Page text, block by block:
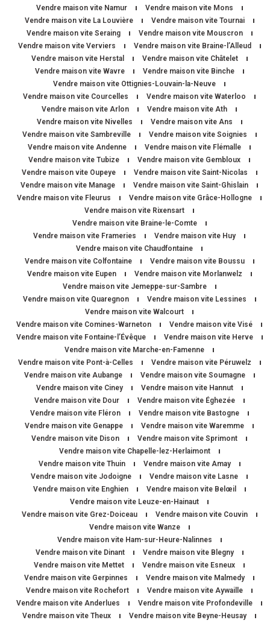
Vendre maison vite Namur
Vendre maison vite Mons
Vendre maison vite La Louvière
Vendre maison vite Tournai
Vendre maison vite Seraing
Vendre maison vite Mouscron
Vendre maison vite Verviers
Vendre maison vite Braine-l’Alleud
Vendre maison vite Herstal
Vendre maison vite Châtelet
Vendre maison vite Wavre
Vendre maison vite Binche
Vendre maison vite Ottignies-Louvain-la-Neuve
Vendre maison vite Courcelles
Vendre maison vite Waterloo
Vendre maison vite Arlon
Vendre maison vite Ath
Vendre maison vite Nivelles
Vendre maison vite Ans
Vendre maison vite Sambreville
Vendre maison vite Soignies
Vendre maison vite Andenne
Vendre maison vite Flémalle
Vendre maison vite Tubize
Vendre maison vite Gembloux
Vendre maison vite Oupeye
Vendre maison vite Saint-Nicolas
Vendre maison vite Manage
Vendre maison vite Saint-Ghislain
Vendre maison vite Fleurus
Vendre maison vite Grâce-Hollogne
Vendre maison vite Rixensart
Vendre maison vite Braine-le-Comte
Vendre maison vite Frameries
Vendre maison vite Huy
Vendre maison vite Chaudfontaine
Vendre maison vite Colfontaine
Vendre maison vite Boussu
Vendre maison vite Eupen
Vendre maison vite Morlanwelz
Vendre maison vite Jemeppe-sur-Sambre
Vendre maison vite Quaregnon
Vendre maison vite Lessines
Vendre maison vite Walcourt
Vendre maison vite Comines-Warneton
Vendre maison vite Visé
Vendre maison vite Fontaine-l’Évêque
Vendre maison vite Herve
Vendre maison vite Marche-en-Famenne
Vendre maison vite Pont-à-Celles
Vendre maison vite Péruwelz
Vendre maison vite Aubange
Vendre maison vite Soumagne
Vendre maison vite Ciney
Vendre maison vite Hannut
Vendre maison vite Dour
Vendre maison vite Éghezée
Vendre maison vite Fléron
Vendre maison vite Bastogne
Vendre maison vite Genappe
Vendre maison vite Waremme
Vendre maison vite Dison
Vendre maison vite Sprimont
Vendre maison vite Chapelle-lez-Herlaimont
Vendre maison vite Thuin
Vendre maison vite Amay
Vendre maison vite Jodoigne
Vendre maison vite Lasne
Vendre maison vite Enghien
Vendre maison vite Belœil
Vendre maison vite Leuze-en-Hainaut
Vendre maison vite Grez-Doiceau
Vendre maison vite Couvin
Vendre maison vite Wanze
Vendre maison vite Ham-sur-Heure-Nalinnes
Vendre maison vite Dinant
Vendre maison vite Blegny
Vendre maison vite Mettet
Vendre maison vite Esneux
Vendre maison vite Gerpinnes
Vendre maison vite Malmedy
Vendre maison vite Rochefort
Vendre maison vite Aywaille
Vendre maison vite Anderlues
Vendre maison vite Profondeville
Vendre maison vite Theux
Vendre maison vite Beyne-Heusay